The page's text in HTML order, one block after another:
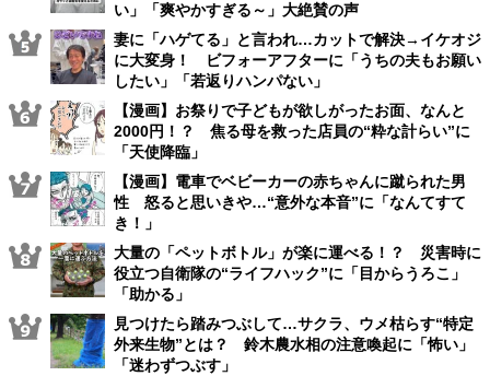
い」「爽やかすぎる～」大絶賛の声
妻に「ハゲてる」と言われ…カットで解決→イケオジ
に大変身！ ビフォーアフターに「うちの夫もお願い
したい」「若返りハンパない」
【漫画】お祭りで子どもが欲しがったお面、なんと
2000円！？ 焦る母を救った店員の“粋な計らい”に
「天使降臨」
【漫画】電車でベビーカーの赤ちゃんに蹴られた男
性 怒ると思いきや…“意外な本音”に「なんてすて
き！」
大量の「ペットボトル」が楽に運べる！？ 災害時に
役立つ自衛隊の“ライフハック”に「目からうろこ」
「助かる」
見つけたら踏みつぶして…サクラ、ウメ枯らす“特定
外来生物”とは？ 鈴木農水相の注意喚起に「怖い」
「迷わずつぶす」